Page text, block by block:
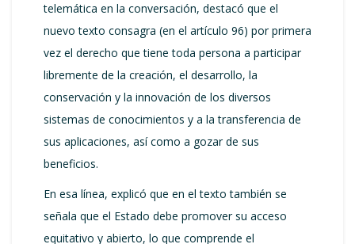
telemática en la conversación, destacó que el
nuevo texto consagra (en el artículo 96) por primera
vez el derecho que tiene toda persona a participar
libremente de la creación, el desarrollo, la
conservación y la innovación de los diversos
sistemas de conocimientos y a la transferencia de
sus aplicaciones, así como a gozar de sus
beneficios.
En esa línea, explicó que en el texto también se
señala que el Estado debe promover su acceso
equitativo y abierto, lo que comprende el